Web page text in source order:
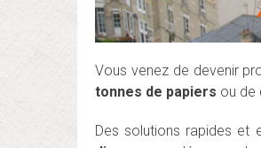
Vous venez de devenir
tonnes de papiers ou de
Des solutions rapides et